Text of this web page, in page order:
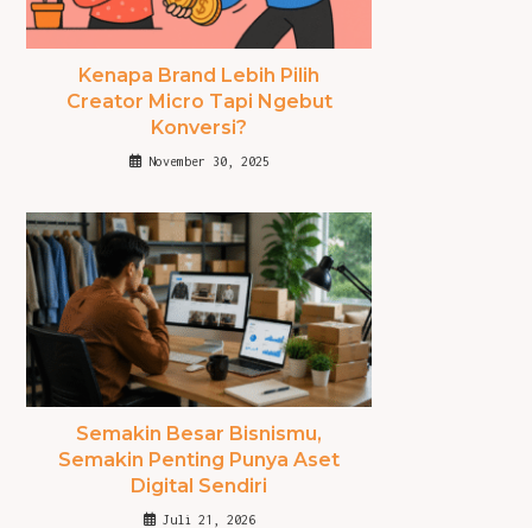
Kenapa Brand Lebih Pilih
Creator Micro Tapi Ngebut
Konversi?
November 30, 2025
Semakin Besar Bisnismu,
Semakin Penting Punya Aset
Digital Sendiri
Juli 21, 2026